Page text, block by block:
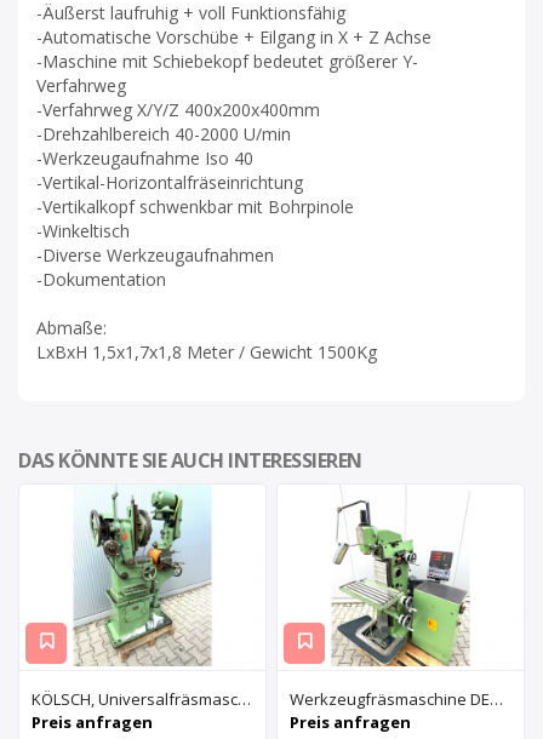
-Äußerst laufruhig + voll Funktionsfähig
-Automatische Vorschübe + Eilgang in X + Z Achse
-Maschine mit Schiebekopf bedeutet größerer Y-
Verfahrweg
-Verfahrweg X/Y/Z 400x200x400mm
-Drehzahlbereich 40-2000 U/min
-Werkzeugaufnahme Iso 40
-Vertikal-Horizontalfräseinrichtung
-Vertikalkopf schwenkbar mit Bohrpinole
-Winkeltisch
-Diverse Werkzeugaufnahmen
-Dokumentation
Abmaße:
LxBxH 1,5x1,7x1,8 Meter / Gewicht 1500Kg
DAS KÖNNTE SIE AUCH INTERESSIEREN
KÖLSCH, Universalfräsmaschine UNI1-UNI4
Preis anfragen
Werkzeugfräsmaschine DECKEL FP1
Preis anfragen